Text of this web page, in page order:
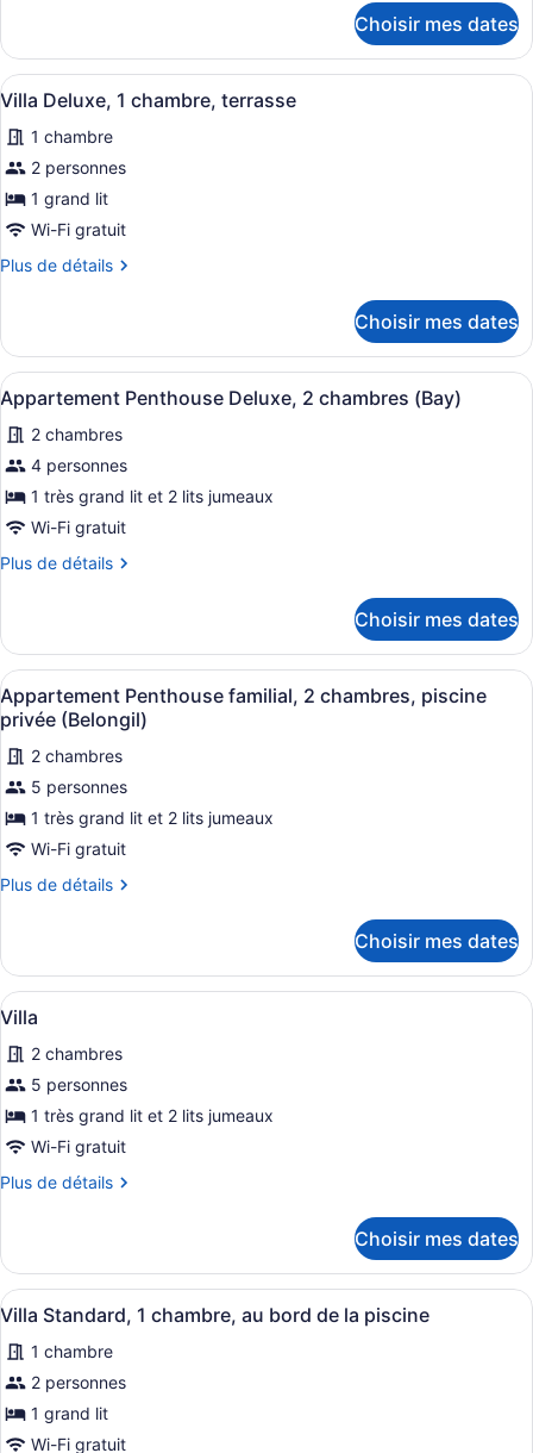
au
bord
de
la
plage
Maison
Deluxe,
au
de
la
plage
Choisir mes dates
Afficher
toutes
les
photos
pour
ce
de
Deluxe,
1
chambre,
terrasse
Un balcon avec une table et des
8
Villa Deluxe, 1 chambre, terrasse
1 chambre
2 personnes
1 grand lit
Wi-Fi gratuit
Plus de détails
Plus
Villa
Deluxe,
1
chambre,
terrasse
Choisir mes dates
Afficher
toutes
les
photos
pour
ce
de
Penthouse
Deluxe,
2
chambres
(Bay)
Un salon moderne avec un
5
Appartement Penthouse Deluxe, 2 chambres (Bay)
2 chambres
4 personnes
1 très grand lit et 2 lits jumeaux
Wi-Fi gratuit
Plus de détails
Plus
Appartement
Penthouse
Deluxe,
2
chambres
(Bay)
Choisir mes dates
Afficher
toutes
les
photos
pour
ce
type
de
chambre :
Penthouse
familial,
2
piscine
privée
(Belongil)
Une maison moderne dotée
5
Appartement Penthouse familial, 2 chambres, piscine
privée (Belongil)
2 chambres
5 personnes
1 très grand lit et 2 lits jumeaux
Wi-Fi gratuit
Plus de détails
Plus
Appartement
Penthouse
familial,
chambres,
piscine
privée
(Belongil)
Choisir mes dates
Afficher
toutes
les
photos
pour
ce
de
Un balcon avec une table et des
7
Villa
2 chambres
5 personnes
1 très grand lit et 2 lits jumeaux
Wi-Fi gratuit
Plus de détails
Plus
Villa
Choisir mes dates
Afficher
toutes
les
photos
pour
ce
Un salon moderne avec un
6
Villa Standard, 1 chambre, au bord de la piscine
1 chambre
2 personnes
1 grand lit
Wi-Fi gratuit